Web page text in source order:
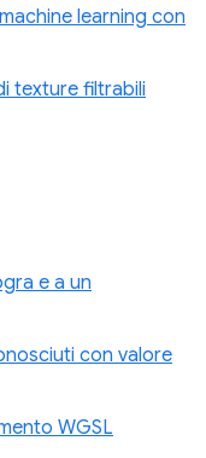
learning con
texture filtrabili
e a un
con valore
WGSL